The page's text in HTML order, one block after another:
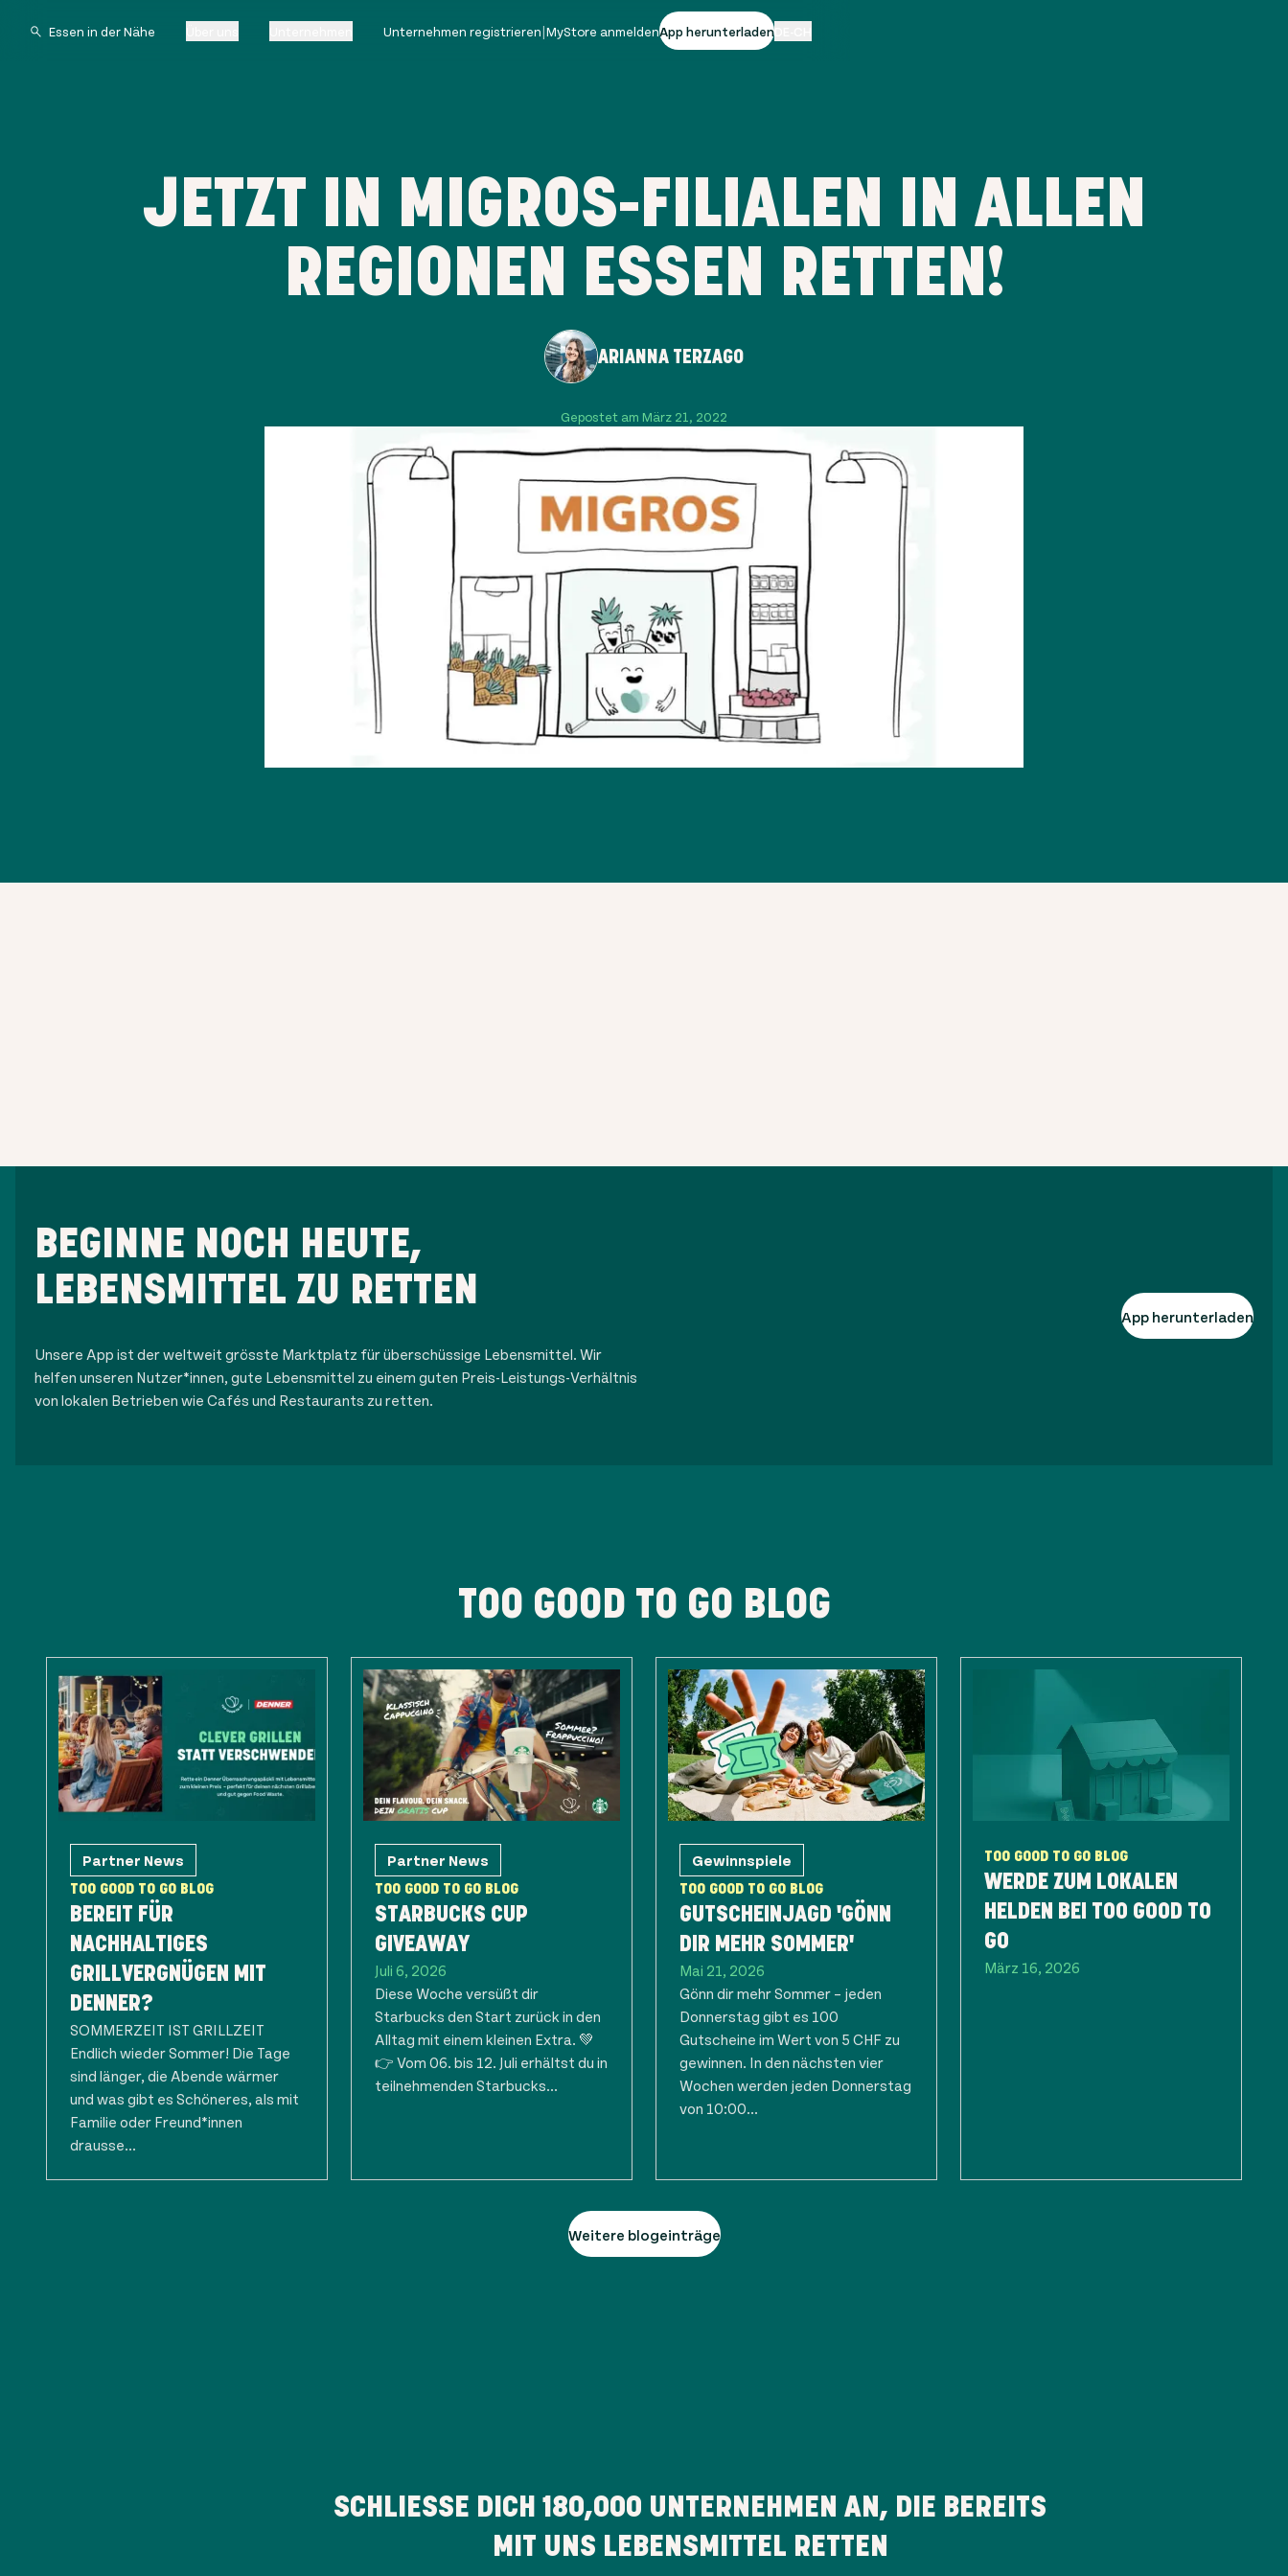
Unternehmen registrieren|MyStore anmeldenApp herunterladen
JETZT IN MIGROS-FILIALEN IN ALLEN
REGIONEN ESSEN RETTEN!
ARIANNA TERZAGO
Gepostet am März 21, 2022
BEGINNE NOCH HEUTE,
LEBENSMITTEL ZU RETTEN
Unsere App ist der weltweit grösste Marktplatz für überschüssige Lebensmittel. Wir
helfen unseren Nutzer*innen, gute Lebensmittel zu einem guten Preis-Leistungs-Verhältnis
von lokalen Betrieben wie Cafés und Restaurants zu retten.
App herunterladen
TOO GOOD TO GO BLOG
Partner News
TOO GOOD TO GO BLOG
BEREIT FÜR
NACHHALTIGES
GRILLVERGNÜGEN MIT
DENNER?
SOMMERZEIT IST GRILLZEIT
Endlich wieder Sommer! Die Tage
sind länger, die Abende wärmer
und was gibt es Schöneres, als mit
Familie oder Freund*innen
drausse...
Partner News
TOO GOOD TO GO BLOG
STARBUCKS CUP
GIVEAWAY
Juli 6, 2026
Diese Woche versüßt dir
Starbucks den Start zurück in den
Alltag mit einem kleinen Extra. 💚
👉 Vom 06. bis 12. Juli erhältst du in
teilnehmenden Starbucks...
Gewinnspiele
TOO GOOD TO GO BLOG
GUTSCHEINJAGD 'GÖNN
DIR MEHR SOMMER'
Mai 21, 2026
Gönn dir mehr Sommer – jeden
Donnerstag gibt es 100
Gutscheine im Wert von 5 CHF zu
gewinnen. In den nächsten vier
Wochen werden jeden Donnerstag
von 10:00...
TOO GOOD TO GO BLOG
WERDE ZUM LOKALEN
HELDEN BEI TOO GOOD TO
GO
März 16, 2026
Weitere blogeinträge
SCHLIESSE DICH 180,000 UNTERNEHMEN AN, DIE BEREITS
MIT UNS LEBENSMITTEL RETTEN